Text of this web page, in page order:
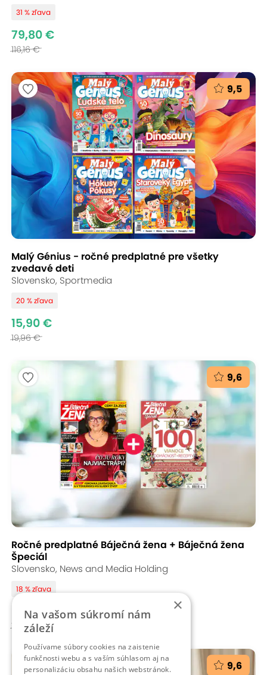
31 % zľava
79,80 €
116,16 €
9,5
Malý Génius - ročné predplatné pre všetky
zvedavé deti
Slovensko, Sportmedia
20 % zľava
15,90 €
19,96 €
9,6
Ročné predplatné Báječná žena + Báječná žena
Špeciál
Slovensko, News and Media Holding
18 % zľava
61,90 €
76,20 €
9,6
×
Na vašom súkromí nám
záleží
Používame súbory cookies na zaistenie
funkčnosti webu a s vaším súhlasom aj na
personalizáciu obsahu našich webstránok.